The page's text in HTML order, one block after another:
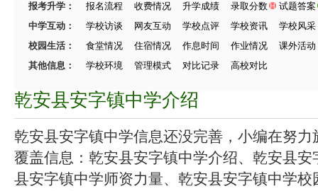
报考升学：
报名流程 收费情况 升学成绩 录取分数
试题答案
中学互动：
学校访谈 网友互动 学校点评 学校资讯
学校风采
校园生活：
食堂情况 住宿情况 作息时间 作业情况
课外活动
其他信息：
学校环境 管理模式 对比记录 高校对比
乾安县安字镇中学介绍
乾安县安字镇中学信息还没完善，小编在努力
覆盖信息：乾安县安字镇中学介绍、乾安县
县安字镇中学师资力量、乾安县安字镇中学